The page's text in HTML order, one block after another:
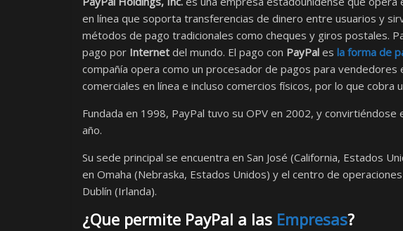
en línea que soporta transferencias de dinero entre usuarios y
métodos de pago tradicionales como cheques y giros postales.
pago por Internet del mundo. El pago con PayPal es la forma de
compañía opera como un procesador de pagos para
comerciales en línea e incluso comercios físicos, por lo que cobra
Fundada en 1998, PayPal tuvo su OPV en 2002, y convirtiéndose
año.​
Su sede principal se encuentra en San José (California, Estados
en Omaha (Nebraska, Estados Unidos) y el centro de
Dublín (Irlanda).
¿Que permite PayPal a las Empresas?